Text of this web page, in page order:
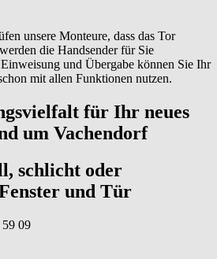
unsere Monteure, dass das Tor
die Handsender für Sie
und Übergabe können Sie Ihr
mit allen Funktionen nutzen.
für Ihr neues
um Vachendorf
schlicht oder
und Tür